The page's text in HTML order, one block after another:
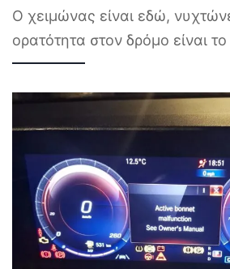
Ο χειμώνας είναι εδώ,
ορατότητα στον δρόμο είναι